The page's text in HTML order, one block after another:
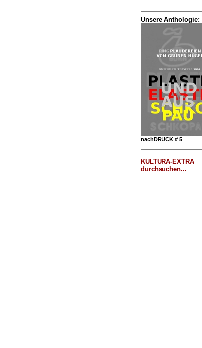
Unsere Anthologie:
nachDRUCK # 5
KULTURA-EXTRA
durchsuchen...